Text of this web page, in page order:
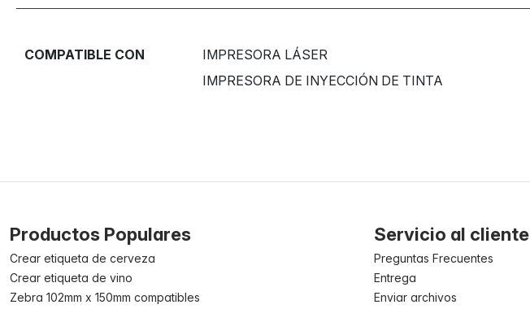
COMPATIBLE CON
IMPRESORA LÁSER
IMPRESORA DE INYECCIÓN DE TINTA
Productos Populares
Crear etiqueta de cerveza
Crear etiqueta de vino
Zebra 102mm x 150mm compatibles
Servicio al cliente
Preguntas Frecuentes
Entrega
Enviar archivos